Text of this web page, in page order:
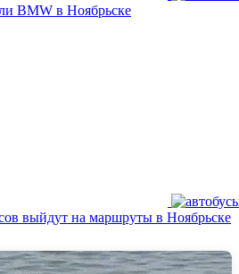
BMW в Ноябрьске
выйдут на маршруты в Ноябрьске